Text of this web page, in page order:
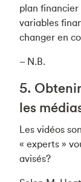
plan
variables
changer en
– N.B.
5.
les
Les vidéos
« experts »
avisés?